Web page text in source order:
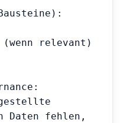
(wenn relevant)
Daten fehlen,